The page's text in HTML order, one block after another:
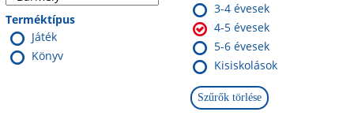
Terméktípus
Játék
Könyv
3-4 évesek
4-5 évesek
5-6 évesek
Kisiskolások